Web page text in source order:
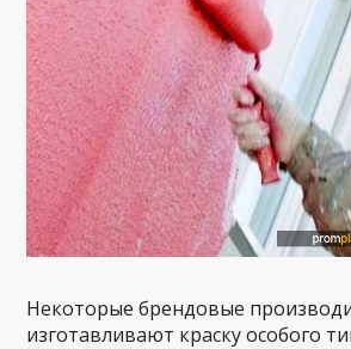
Некоторые брендовые
изготавливают краску особого